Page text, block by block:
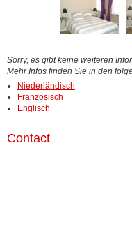
Sorry, es gibt keine weiteren
Mehr Infos finden Sie in den
Niederländisch
Französisch
Englisch
Contact